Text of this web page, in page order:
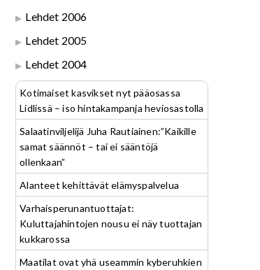
Lehdet 2006
Lehdet 2005
Lehdet 2004
Kotimaiset kasvikset nyt pääosassa
Lidlissä – iso hintakampanja heviosastolla
Salaatinviljelijä Juha Rautiainen:”Kaikille
samat säännöt – tai ei sääntöjä
ollenkaan”
Alanteet kehittävät elämyspalvelua
Varhaisperunantuottajat:
Kuluttajahintojen nousu ei näy tuottajan
kukkarossa
Maatilat ovat yhä useammin kyberuhkien